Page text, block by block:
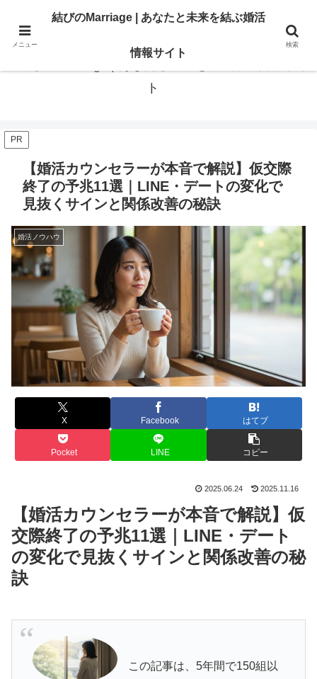
あなたの「結びたい」を叶える情報。地域・大手相談所の選び方と婚活のリア
ト
PR
【婚活カウンセラーが本音で解説】仮交際
終了の予兆11選｜LINE・デートの変化で
見抜くサインと関係改善の秘訣
婚活ノウハウ
X Facebook はてブ
Pocket LINE コピー
2025.06.24 2025.11.16
【婚活カウンセラーが本音で解説】仮
交際終了の予兆11選｜LINE・デート
の変化で見抜くサインと関係改善の秘
訣
この記事は、5年間で150組以
メニュー
結びのMarriage | あなたと未来を結ぶ婚活
情報サイト
検索